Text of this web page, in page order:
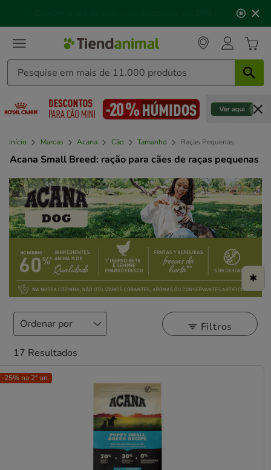
3,
mensagem,
Início Marcas Acana Cão Tamanho Raças Pequenas
Acana Small Breed: ração para cães de raças pequenas
Filtros
17 Resultados
-25% na 2ª un.